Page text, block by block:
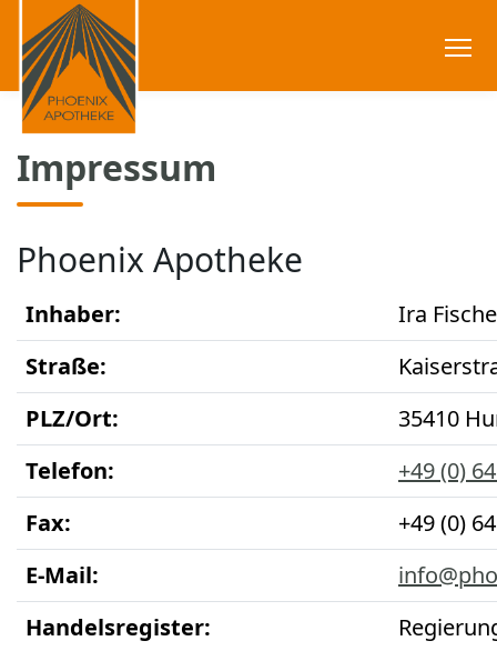
Impressum
Phoenix Apotheke
Inhaber:
Ira
Straße:
PLZ/Ort:
35410
Telefon:
+49 (0)
Fax:
+49 (0)
E-Mail:
Handelsregister: